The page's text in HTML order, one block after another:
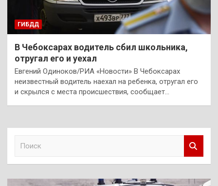
ГИБДД
В Чебоксарах водитель сбил школьника,
отругал его и уехал
Евгений Одиноков/РИА «Новости» В Чебоксарах
неизвестный водитель наехал на ребенка, отругал его
и скрылся с места происшествия, сообщает…
к